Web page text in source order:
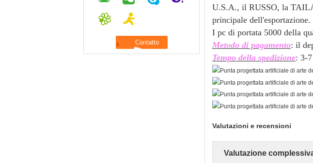
U.S.A., il RUSSO, la
principale dell'esportazione.
I pc di portata 5000 della
Metodo di pagamento: il
Tempo della spedizione: 3-
Valutazioni e recensioni
Valutazione